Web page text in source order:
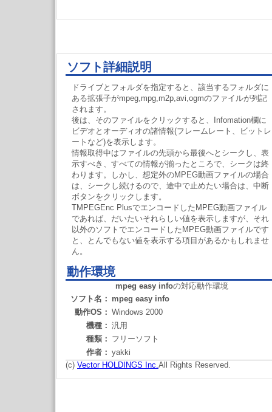
ソフト詳細説明
ドライブとフォルダを指定すると、該当するフォルダに
ある拡張子がmpeg,mpg,m2p,avi,ogmのファイルが列記
されます。
後は、そのファイルをクリックすると、Infomation欄に
ビデオとオーディオの諸情報(フレームレート、ビットレ
ートなど)を表示します。
情報取得中はファイルの先頭から最後へとシークし、表
示すべき、すべての情報が揃ったところで、シークは終
わります。しかし、想定外のMPEG動画ファイルの場合
は、シークし続けるので、途中で止めたい場合は、中断
ボタンをクリックします。
TMPEGEnc PlusでエンコードしたMPEG動画ファイル
であれば、だいたいそれらしい値を表示しますが、それ
以外のソフトでエンコードしたMPEG動画ファイルです
と、とんでもない値を表示する項目があるかもしれませ
ん。
動作環境
mpeg easy infoの対応動作環境
ソフト名： mpeg easy info
動作OS： Windows 2000
機種： 汎用
種類： フリーソフト
作者： yakki
(c) Vector HOLDINGS Inc.All Rights Reserved.